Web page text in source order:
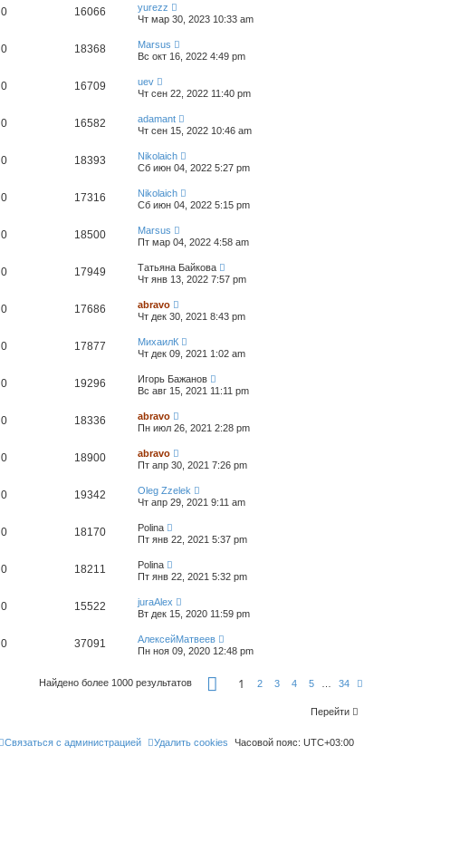
0 16066
yurezz
Чт мар 30, 2023 10:33 am
0 18368
Marsus
Вс окт 16, 2022 4:49 pm
0 16709
uev
Чт сен 22, 2022 11:40 pm
0 16582
adamant
Чт сен 15, 2022 10:46 am
0 18393
Nikolaich
Сб июн 04, 2022 5:27 pm
0 17316
Nikolaich
Сб июн 04, 2022 5:15 pm
0 18500
Marsus
Пт мар 04, 2022 4:58 am
0 17949
Татьяна Байкова
Чт янв 13, 2022 7:57 pm
0 17686
abravo
Чт дек 30, 2021 8:43 pm
0 17877
МихаилК
Чт дек 09, 2021 1:02 am
0 19296
Игорь Бажанов
Вс авг 15, 2021 11:11 pm
0 18336
abravo
Пн июл 26, 2021 2:28 pm
0 18900
abravo
Пт апр 30, 2021 7:26 pm
0 19342
Oleg Zzelek
Чт апр 29, 2021 9:11 am
0 18170
Polina
Пт янв 22, 2021 5:37 pm
0 18211
Polina
Пт янв 22, 2021 5:32 pm
0 15522
juraAlex
Вт дек 15, 2020 11:59 pm
0 37091
АлексейМатвеев
Пн ноя 09, 2020 12:48 pm
Найдено более 1000 результатов
ц
1 2 3 4 5 34
Перейти
Часовой пояс: UTC+03:00
Удалить cookies
Связаться с администрацией